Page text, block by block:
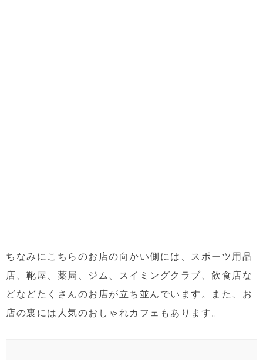
ちなみにこちらのお店の向かい側には、スポーツ用品
店、靴屋、薬局、ジム、スイミングクラブ、飲食店な
どなどたくさんのお店が立ち並んでいます。また、お
店の裏には人気のおしゃれカフェもあります。